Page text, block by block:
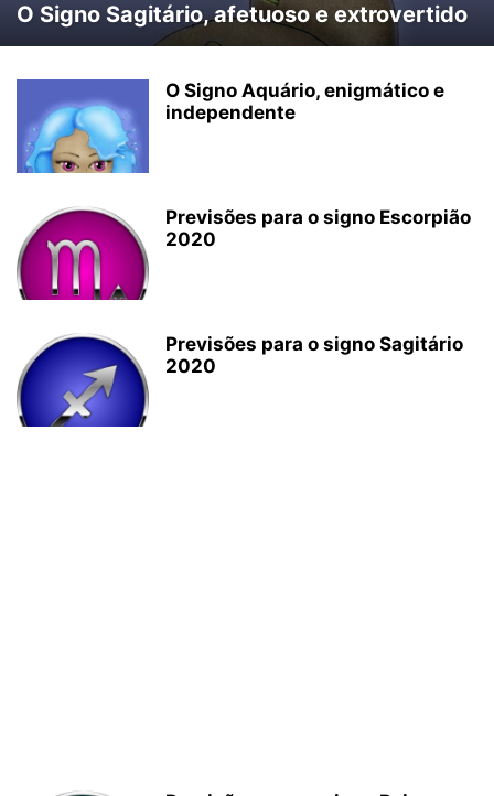
O Signo Sagitário, afetuoso e extrovertido
O Signo Aquário, enigmático e
independente
Previsões para o signo Escorpião
2020
Previsões para o signo Sagitário
2020